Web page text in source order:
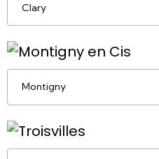
Clary
Montigny